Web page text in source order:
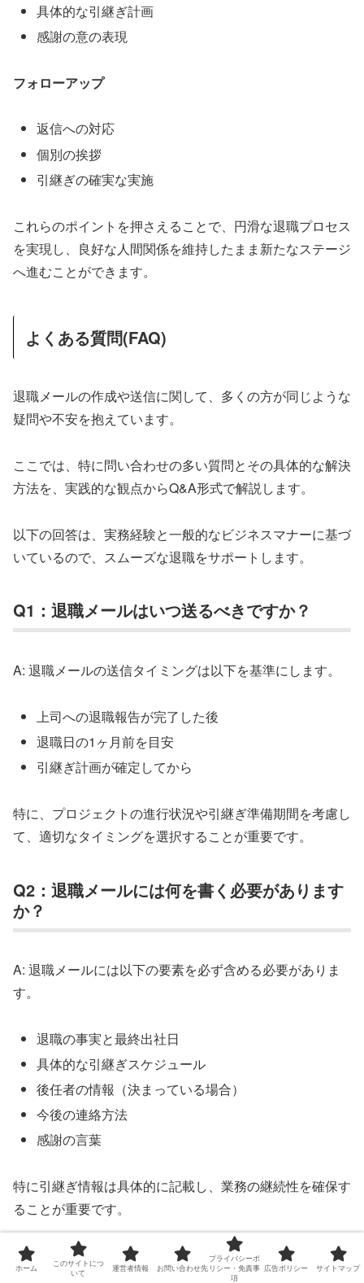
具体的な引継ぎ計画
感謝の意の表現
フォローアップ
返信への対応
個別の挨拶
引継ぎの確実な実施
これらのポイントを押さえることで、円滑な退職プロセス
を実現し、良好な人間関係を維持したまま新たなステージ
へ進むことができます。
よくある質問(FAQ)
退職メールの作成や送信に関して、多くの方が同じような
疑問や不安を抱えています。
ここでは、特に問い合わせの多い質問とその具体的な解決
方法を、実践的な観点からQ&A形式で解説します。
以下の回答は、実務経験と一般的なビジネスマナーに基づ
いているので、スムーズな退職をサポートします。
Q1：退職メールはいつ送るべきですか？
A: 退職メールの送信タイミングは以下を基準にします。
上司への退職報告が完了した後
退職日の1ヶ月前を目安
引継ぎ計画が確定してから
特に、プロジェクトの進行状況や引継ぎ準備期間を考慮し
て、適切なタイミングを選択することが重要です。
Q2：退職メールには何を書く必要があります
か？
A: 退職メールには以下の要素を必ず含める必要がありま
す。
退職の事実と最終出社日
具体的な引継ぎスケジュール
後任者の情報（決まっている場合）
今後の連絡方法
感謝の言葉
特に引継ぎ情報は具体的に記載し、業務の継続性を確保す
ることが重要です。
Q3：退職メールの送信順序はどうすべきです
ホーム
このサイトにつ
いて
運営者情報 お問い合わせ先
プライバシーポ
リシー・免責事
項
広告ポリシー サイトマップ